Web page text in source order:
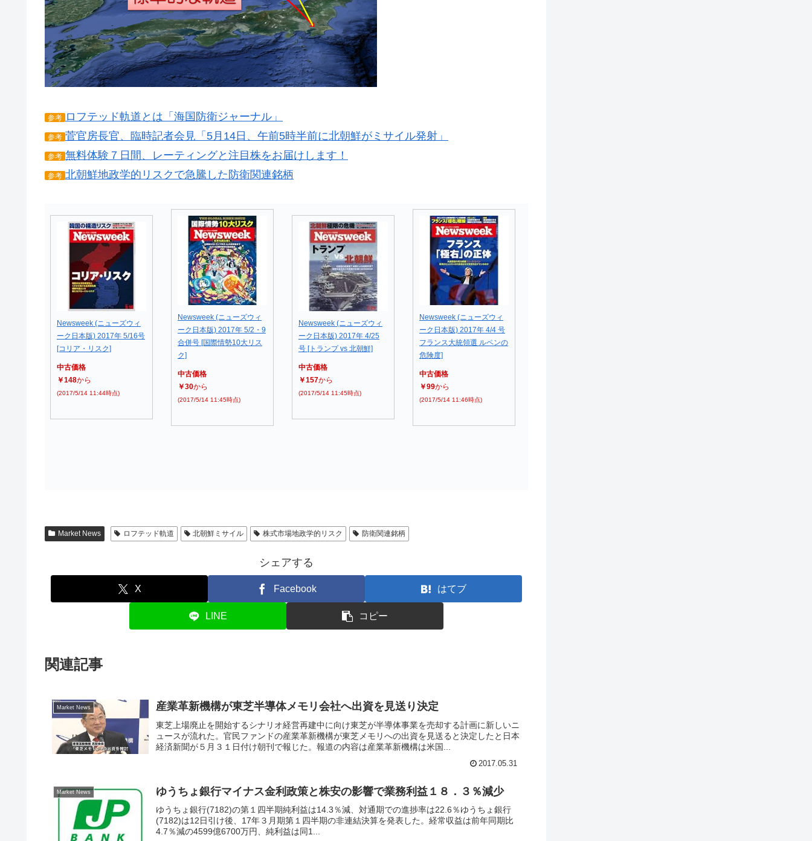
参考 ロフテッド軌道とは「海国防衛ジャーナル」
参考 菅官房長官、臨時記者会見「5月14日、午前5時半前に北朝鮮がミサイル発射」
参考 無料体験７日間、レーティングと注目株をお届けします！
参考 北朝鮮地政学的リスクで急騰した防衛関連銘柄
Newsweek (ニューズウィ
ーク日本版) 2017年 5/16号
[コリア・リスク]
中古価格
￥148から
(2017/5/14 11:44時点)
Newsweek (ニューズウィ
ーク日本版) 2017年 5/2・9
合併号 [国際情勢10大リス
ク]
中古価格
￥30から
(2017/5/14 11:45時点)
Newsweek (ニューズウィ
ーク日本版) 2017年 4/25
号 [トランプ vs 北朝鮮]
中古価格
￥157から
(2017/5/14 11:45時点)
Newsweek (ニューズウィ
ーク日本版) 2017年 4/4 号
フランス大統領選 ルペンの
危険度]
中古価格
￥99から
(2017/5/14 11:46時点)
Market News ロフテッド軌道 北朝鮮ミサイル 株式市場地政学的リスク 防衛関連銘柄
シェアする
X Facebook はてブ
LINE コピー
関連記事
Market News 産業革新機構が東芝半導体メモリ会社へ出資を見送り決定
東芝上場廃止を開始するシナリオ経営再建中に向け東芝が半導体事業を売却する計画に新しいニ
ュースが流れた。官民ファンドの産業革新機構が東芝メモリへの出資を見送ると決定したと日本
経済新聞が５月３１日付け朝刊で報じた。報道の内容は産業革新機構は米国...
2017.05.31
Market News ゆうちょ銀行マイナス金利政策と株安の影響で業務利益１８．３％減少
ゆうちょ銀行(7182)の第１四半期純利益は14.3％減、対通期での進捗率は22.6％ゆうちょ銀行
(7182)は12日引け後、17年３月期第１四半期の非連結決算を発表した。経常収益は前年同期比
4.7％減の4599億6700万円、純利益は同1...